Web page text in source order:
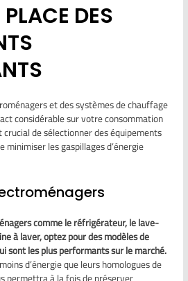
DES
et des systèmes de chauffage
considérable sur votre consommation
crucial de sélectionner des équipements
minimiser les gaspillages d’énergie
comme le réfrigérateur, le lave-
à laver, optez pour des modèles de
sont les plus performants sur le marché.
d’énergie que leurs homologues de